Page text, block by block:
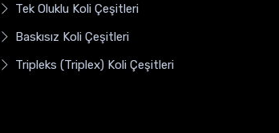
Tek Oluklu Koli Çeşitleri
Baskısız Koli Çeşitleri
Tripleks (Triplex) Koli Çeşitleri